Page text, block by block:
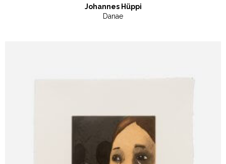
Johannes Hüppi
Danae